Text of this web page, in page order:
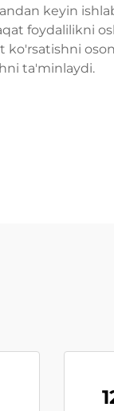
keyin
foydalilikni
ta'minlaydi.